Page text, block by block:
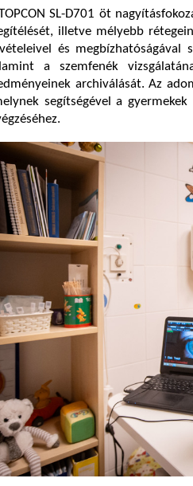
SL-D701 öt
illetve mélyebb
és
a szemfenék
archiválását. Az
segítségével a